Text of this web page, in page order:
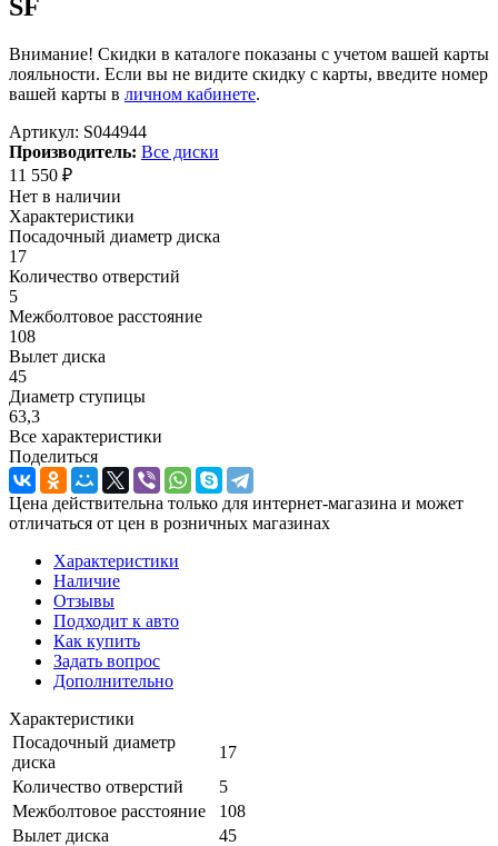
SF
Внимание! Скидки в каталоге показаны с учетом вашей карты
лояльности. Если вы не видите скидку с карты, введите номер
вашей карты в личном кабинете.
Артикул: S044944
Производитель: Все диски
11 550 ₽
Нет в наличии
Характеристики
Посадочный диаметр диска
17
Количество отверстий
5
Межболтовое расстояние
108
Вылет диска
45
Диаметр ступицы
63,3
Все характеристики
Поделиться
Цена действительна только для интернет-магазина и может
отличаться от цен в розничных магазинах
Характеристики
Наличие
Отзывы
Подходит к авто
Как купить
Задать вопрос
Дополнительно
Характеристики
Посадочный диаметр
диска
17
Количество отверстий
5
Межболтовое расстояние
108
Вылет диска
45